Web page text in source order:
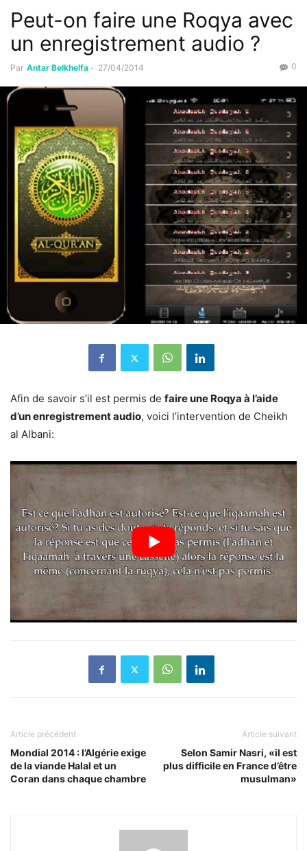
Peut-on faire une Roqya avec
un enregistrement audio ?
Par Antar Belkhelfa - 27/04/2014 0
Afin de savoir s’il est permis de faire une Roqya à l’aide
d’un enregistrement audio, voici l’intervention de Cheikh
al Albani:
Article précédent
Mondial 2014 : l’Algérie exige
de la viande Halal et un
Coran dans chaque chambre
Article suivant
Selon Samir Nasri, «il est
plus difficile en France d’être
musulman»